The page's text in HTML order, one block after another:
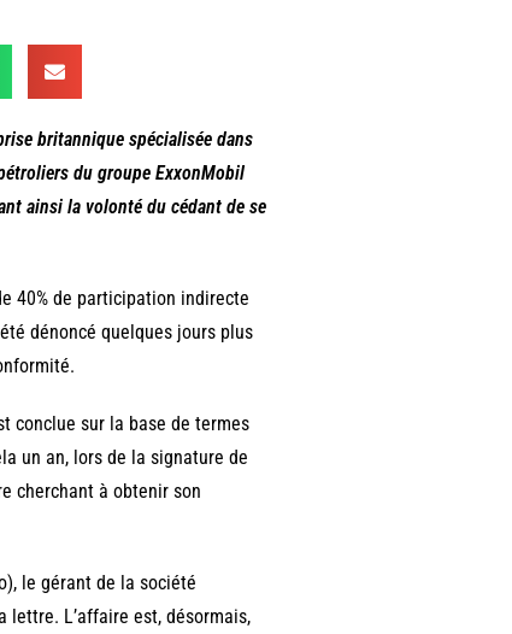
britannique spécialisée dans
du groupe ExxonMobil
ainsi la volonté du cédant de se
40% de participation indirecte
dénoncé quelques jours plus
conclue sur la base de termes
un an, lors de la signature de
cherchant à obtenir son
le gérant de la société
L’affaire est, désormais,